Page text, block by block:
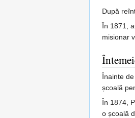
După
În 1871,
misionar
Înainte
școală
În 1874,
o școală